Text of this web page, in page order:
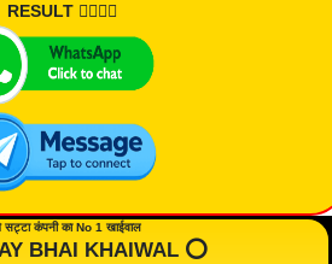
RESULT 👇🏾👇🏾
सट्टा कंपनी का No 1 खाईवाल
BHAI KHAIWAL ⭕️